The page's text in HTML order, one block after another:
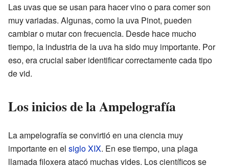
Las uvas que se usan para hacer vino o para comer son
muy variadas. Algunas, como la uva Pinot, pueden
cambiar o mutar con frecuencia. Desde hace mucho
tiempo, la industria de la uva ha sido muy importante. Por
eso, era crucial saber identificar correctamente cada tipo
de vid.
Los inicios de la Ampelografía
La ampelografía se convirtió en una ciencia muy
importante en el siglo XIX. En ese tiempo, una plaga
llamada filoxera atacó muchas vides. Los científicos se